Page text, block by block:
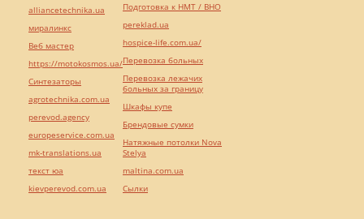
alliancetechnika.ua
миралинкс
Веб мастер
https://motokosmos.ua/
Синтезаторы
agrotechnika.com.ua
perevod.agency
europeservice.com.ua
mk-translations.ua
текст юа
kievperevod.com.ua
Подготовка к НМТ / ВНО
pereklad.ua
hospice-life.com.ua/
Перевозка больных
Перевозка лежачих
больных за границу
Шкафы купе
Брендовые сумки
Натяжные потолки Nova
Stelya
maltina.com.ua
Cылки